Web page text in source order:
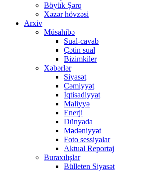
Böyük Şərq
Xəzər hövzəsi
Arxiv
Müsahibə
Sual-cavab
Çətin sual
Bizimkiler
Xəbərlər
Siyasət
Cəmiyyət
İqtisadiyyat
Maliyyə
Enerji
Dünyada
Mədəniyyət
Foto sessiyalar
Aktual Reportaj
Buraxılışlar
Bülleten Siyasət